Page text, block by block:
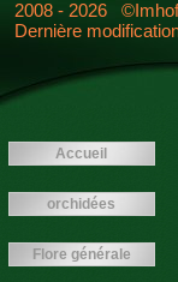
<---- -->
Accueil
orchidées
Flore générale
2008 - 2026
Dernière